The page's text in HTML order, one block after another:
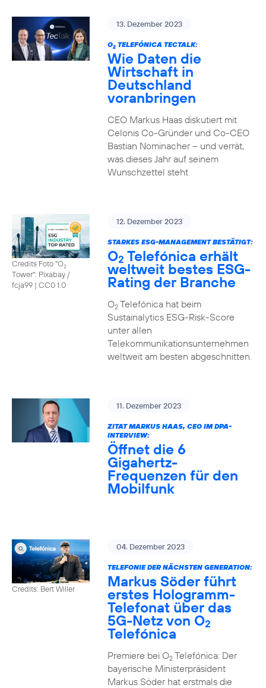
13. Dezember 2023
O2TELEFÓNICA TECTALK:
Wie Daten die
Wirtschaft in
Deutschland
voranbringen
CEO Markus Haas diskutiert mit
Celonis Co-Gründer und Co-CEO
Bastian Nominacher – und verrät,
was dieses Jahr auf seinem
Wunschzettel steht
Credits Foto "O2
Tower": Pixabay /
fcja99 | CC0 1.0
12. Dezember 2023
STARKES ESG-MANAGEMENT BESTÄTIGT:
O2 Telefónica erhält
weltweit bestes ESG-
Rating der Branche
O2Telefónica hat beim
Sustainalytics ESG-Risk-Score
unter allen
Telekommunikationsunternehmen
weltweit am besten abgeschnitten.
11. Dezember 2023
ZITAT MARKUS HAAS, CEO IM DPA-
INTERVIEW:
Öffnet die 6
Gigahertz-
Frequenzen für den
Mobilfunk
Credits: Bert Willer
04. Dezember 2023
TELEFONIE DER NÄCHSTEN GENERATION:
Markus Söder führt
erstes Hologramm-
Telefonat über das
5G-Netz von O2
Telefónica
Premiere bei O2Telefónica: Der
bayerische Ministerpräsident
Markus Söder hat erstmals die